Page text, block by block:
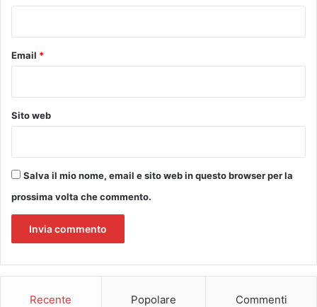
o
i
z
e
n
P
Email *
Sito web
Salva il mio nome, email e sito web in questo browser per la
prossima volta che commento.
Recente Popolare Commenti